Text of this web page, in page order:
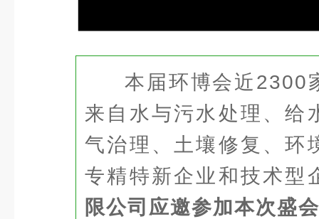
本届环博会近2300
来自水与污水处理、给
气治理、土壤修复、环
专精特新企业和技术型
限公司应邀参加本次盛